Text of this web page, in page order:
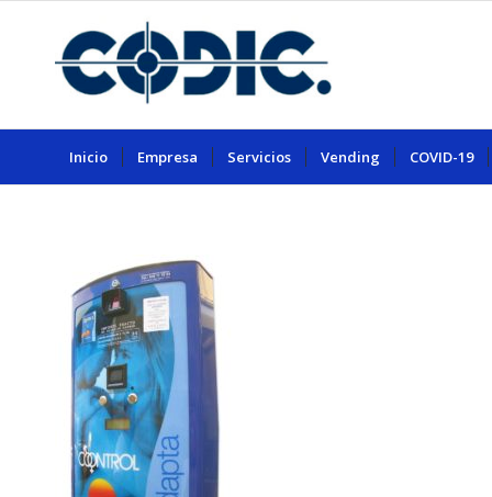
Inicio Empresa Servicios Vending COVID-19